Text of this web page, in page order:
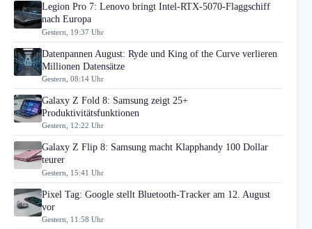
Legion Pro 7: Lenovo bringt Intel-RTX-5070-Flaggschiff
nach Europa
Gestern, 19:37 Uhr
Datenpannen August: Ryde und King of the Curve verlieren
Millionen Datensätze
Gestern, 08:14 Uhr
Galaxy Z Fold 8: Samsung zeigt 25+
Produktivitätsfunktionen
Gestern, 12:22 Uhr
Galaxy Z Flip 8: Samsung macht Klapphandy 100 Dollar
teurer
Gestern, 15:41 Uhr
Pixel Tag: Google stellt Bluetooth-Tracker am 12. August
vor
Gestern, 11:58 Uhr